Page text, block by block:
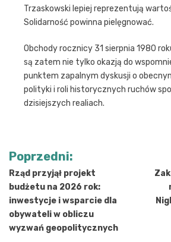
Trzaskowski lepiej reprezentują
Solidarność powinna pielęgnować.
Obchody rocznicy 31 sierpnia 1980
są zatem nie tylko okazją do
punktem zapalnym dyskusji o
polityki i roli historycznych ruchów
dzisiejszych realiach.
Nawigacja
wpisu
Poprzedni:
Rząd przyjął projekt
budżetu na 2026 rok:
inwestycje i wsparcie dla
obywateli w obliczu
wyzwań geopolitycznych